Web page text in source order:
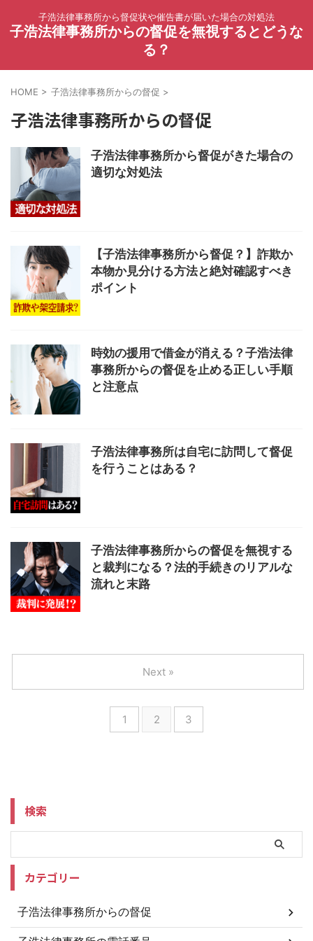
子浩法律事務所から督促状や催告書が届いた場合の対処法
子浩法律事務所からの督促を無視するとどうな
る？
HOME > 子浩法律事務所からの督促 >
子浩法律事務所からの督促
子浩法律事務所から督促がきた場合の
適切な対処法
【子浩法律事務所から督促？】詐欺か
本物か見分ける方法と絶対確認すべき
ポイント
時効の援用で借金が消える？子浩法律
事務所からの督促を止める正しい手順
と注意点
子浩法律事務所は自宅に訪問して督促
を行うことはある？
子浩法律事務所からの督促を無視する
と裁判になる？法的手続きのリアルな
流れと末路
1 2 3
Next »
検索
カテゴリー
子浩法律事務所からの督促